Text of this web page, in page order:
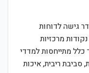
גישה לדוחות
מרכזיות
כלל מתייחסות למדדי
סביבת ריבית, איכות